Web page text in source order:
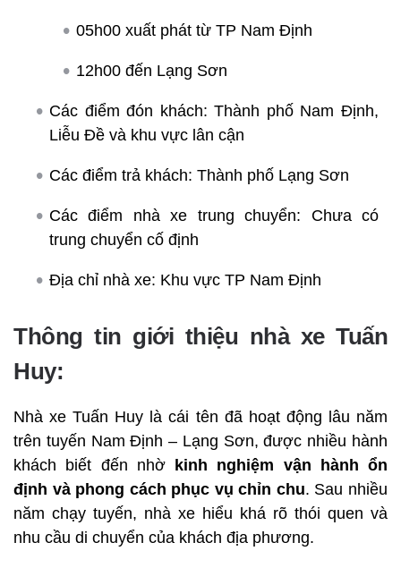
05h00 xuất phát từ TP Nam Định
12h00 đến Lạng Sơn
Các điểm đón khách: Thành phố Nam Định,
Liễu Đề và khu vực lân cận
Các điểm trả khách: Thành phố Lạng Sơn
Các điểm nhà xe trung chuyển: Chưa có
trung chuyển cố định
Địa chỉ nhà xe: Khu vực TP Nam Định
Thông tin giới thiệu nhà xe Tuấn
Huy:
Nhà xe Tuấn Huy là cái tên đã hoạt động lâu năm
trên tuyến Nam Định – Lạng Sơn, được nhiều hành
khách biết đến nhờ
kinh nghiệm vận hành ổn
định và phong cách phục vụ chỉn chu. Sau nhiều
năm chạy tuyến, nhà xe hiểu khá rõ thói quen và
nhu cầu di chuyển của khách địa phương.